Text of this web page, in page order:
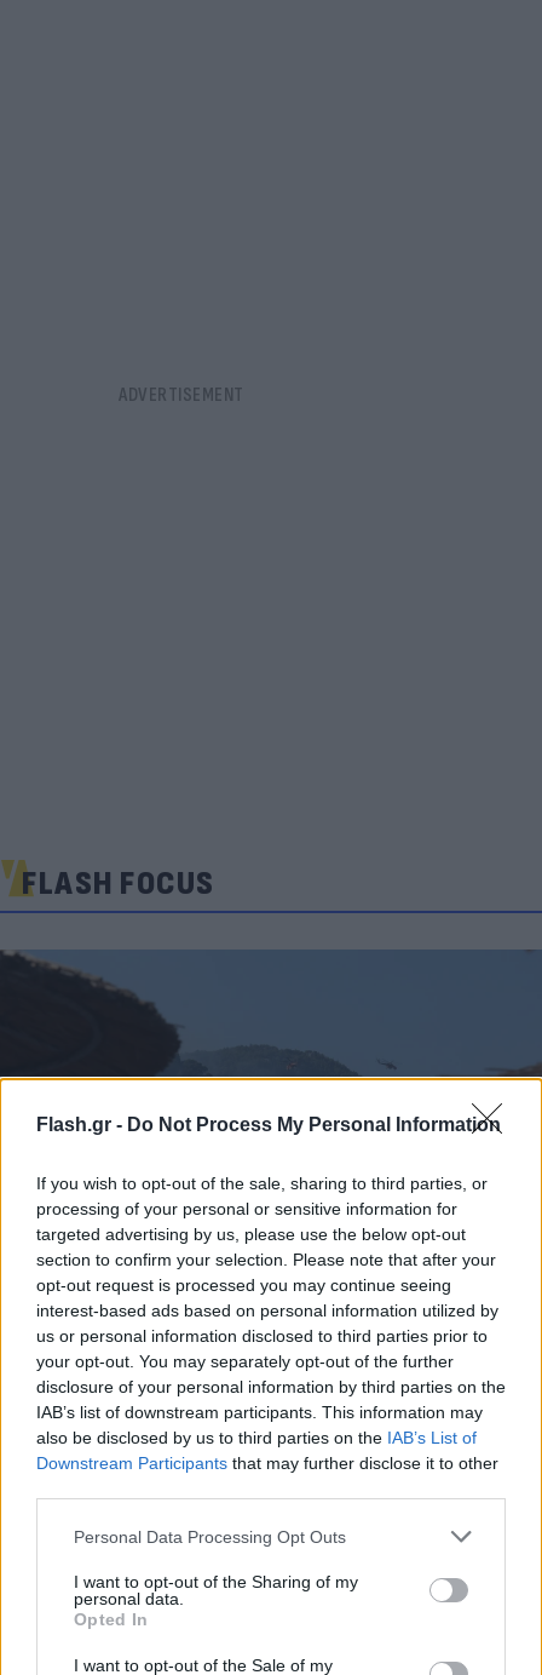
Flash.gr - Do Not Process My Personal Information
If you wish to opt-out of the sale, sharing to third parties, or
processing of your personal or sensitive information for
targeted advertising by us, please use the below opt-out
section to confirm your selection. Please note that after your
opt-out request is processed you may continue seeing
interest-based ads based on personal information utilized by
us or personal information disclosed to third parties prior to
your opt-out. You may separately opt-out of the further
disclosure of your personal information by third parties on the
IAB’s list of downstream participants. This information may
also be disclosed by us to third parties on the IAB’s List of
Downstream Participants that may further disclose it to other
Please note that this website/app uses one or more Google
not limited to your visit or usage behaviour. You may click to
grant or deny consent to Google and its third-party tags to
use your data for below specified purposes in below Google
consent section.
Personal Data Processing Opt Outs
I want to opt-out of the Sharing of my
personal data.
Opted In
I want to opt-out of the Sale of my
FLASH FOCUS
Καιρός: Επιμένουν οι υψηλές θερμοκρασίες
09.08.2026